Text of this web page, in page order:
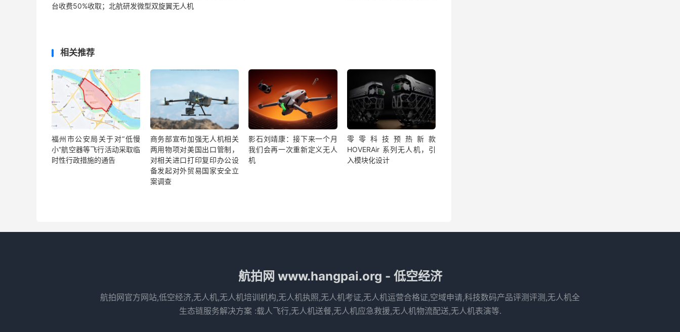
台收费50%收取；北航研发微型双旋翼无人机
相关推荐
福州市公安局关于对“低慢
小”航空器等飞行活动采取临
时性行政措施的通告
商务部宣布加强无人机相关
两用物项对美国出口管制，
对相关进口打印复印办公设
备发起对外贸易国家安全立
案调查
影石刘靖康：接下来一个月
我们会再一次重新定义无人
机
零零科技预热新款
HOVERAir 系列无人机，引
入模块化设计
航拍网 www.hangpai.org - 低空经济
航拍网官方网站,低空经济,无人机,无人机培训机构,无人机执照,无人机考证,无人机运营合格证,空域申请,科技数码产品评测评测,无人机全
生态链服务解决方案 :载人飞行,无人机送餐,无人机应急救援,无人机物流配送,无人机表演等.